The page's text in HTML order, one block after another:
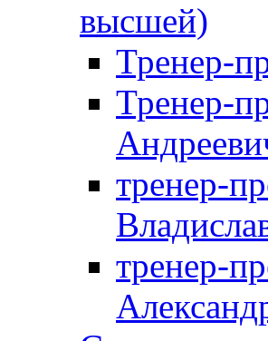
высшей)
Тренер-
Тренер-
тренер-
тренер-